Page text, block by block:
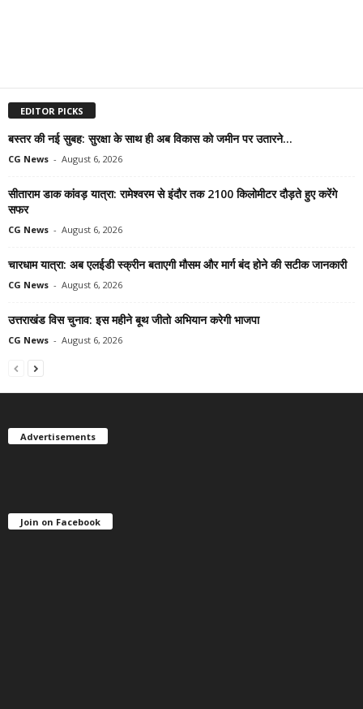
EDITOR PICKS
बस्तर की नई सुबह: सुरक्षा के साथ ही अब विकास को जमीन पर उतारने...
CG News - August 6, 2026
सीताराम डाक कांवड़ यात्रा: रामेश्वरम से इंदौर तक 2100 किलोमीटर दौड़ते हुए करेंगे
सफर
CG News - August 6, 2026
चारधाम यात्रा: अब एलईडी स्क्रीन बताएगी मौसम और मार्ग बंद होने की सटीक जानकारी
CG News - August 6, 2026
उत्तराखंड विस चुनाव: इस महीने बूथ जीतो अभियान करेगी भाजपा
CG News - August 6, 2026
Advertisements
Join on Facebook